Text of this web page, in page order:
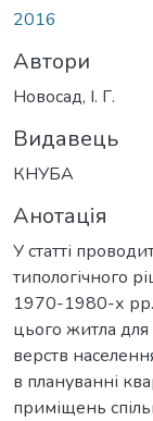
2016
Автори
Новосад, І. Г.
Видавець
КНУБА
Анотація
У статті
типологічного
1970-1980-х рр.
цього житла
верств
в плануванні
приміщень